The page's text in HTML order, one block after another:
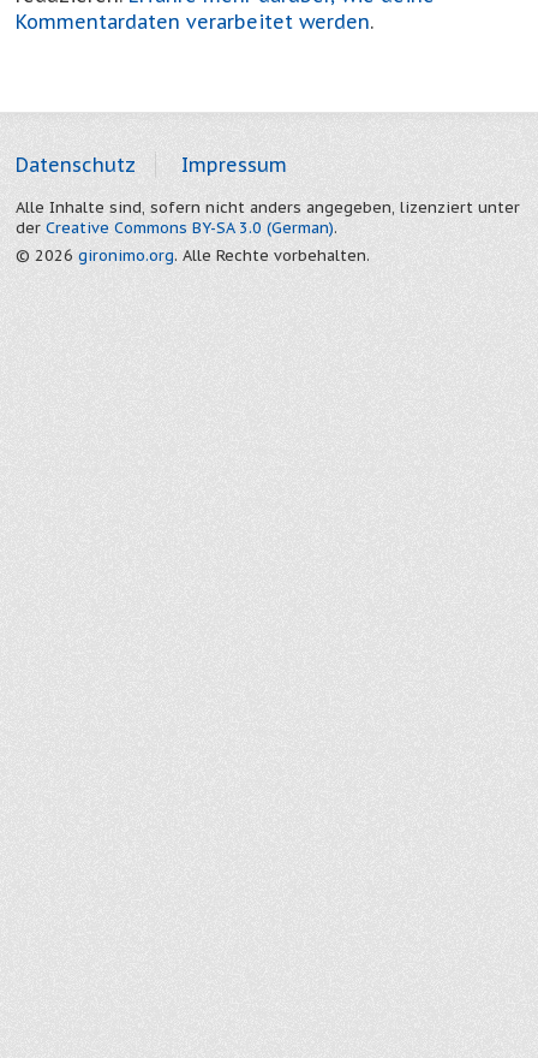
Kommentardaten verarbeitet werden.
Datenschutz Impressum
Alle Inhalte sind, sofern nicht anders angegeben, lizenziert unter
derCreative Commons BY-SA 3.0 (German).
© 2026gironimo.org. Alle Rechte vorbehalten.